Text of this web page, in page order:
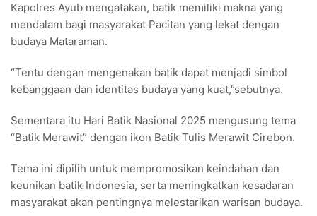
Kapolres Ayub mengatakan, batik memiliki makna yang
mendalam bagi masyarakat Pacitan yang lekat dengan
budaya Mataraman.
“Tentu dengan mengenakan batik dapat menjadi simbol
kebanggaan dan identitas budaya yang kuat,”sebutnya.
Sementara itu Hari Batik Nasional 2025 mengusung tema
“Batik Merawit” dengan ikon Batik Tulis Merawit Cirebon.
Tema ini dipilih untuk mempromosikan keindahan dan
keunikan batik Indonesia, serta meningkatkan kesadaran
masyarakat akan pentingnya melestarikan warisan budaya.